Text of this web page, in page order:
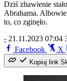
Dziś zbawienie
Abrahama.
to, co zginęło.
- 21.11.2023 07:04
Facebook
X
Kopiuj link